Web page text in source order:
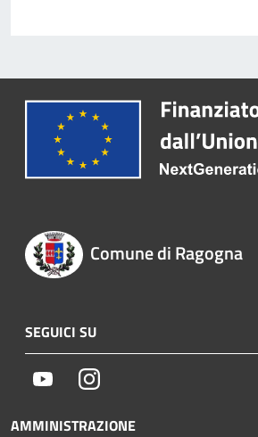
Comune di Ragogna
SEGUICI SU
YoutubeInstagram
AMMINISTRAZIONE